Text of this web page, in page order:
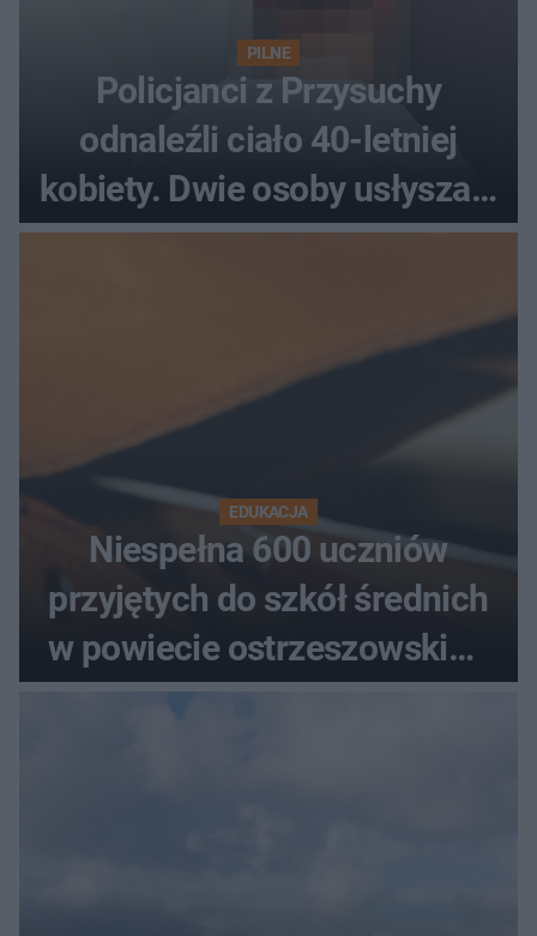
PILNE
Policjanci z Przysuchy
odnaleźli ciało 40-letniej
kobiety. Dwie osoby usłyszały
zarzut zabójstwa
EDUKACJA
Niespełna 600 uczniów
przyjętych do szkół średnich
w powiecie ostrzeszowskim.
Które kierunki wybierali